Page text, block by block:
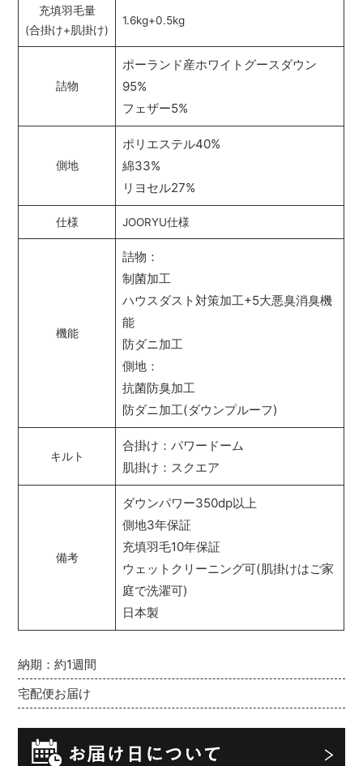
納期：約1週間
宅配便お届け
充填羽毛量
(合掛け+肌掛け)
1.6kg+0.5kg
詰物
ポーランド産ホワイトグースダウン
95%
フェザー5%
側地
ポリエステル40%
綿33%
リヨセル27%
仕様 JOORYU仕様
機能
詰物：
制菌加工
ハウスダスト対策加工+5大悪臭消臭機
能
防ダニ加工
側地：
抗菌防臭加工
防ダニ加工(ダウンプルーフ)
キルト
合掛け：パワードーム
肌掛け：スクエア
備考
ダウンパワー350dp以上
側地3年保証
充填羽毛10年保証
ウェットクリーニング可(肌掛けはご家
庭で洗濯可)
日本製